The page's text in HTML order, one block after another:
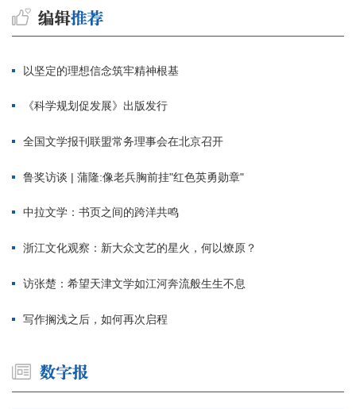
以坚定的理想信念筑牢精神根基
《科学规划促发展》出版发行
全国文学报刊联盟常务理事会在北京召开
鲁奖访谈 | 蒲隆:像老兵胸前挂"红色英勇勋章"
中拉文学：书页之间的跨洋共鸣
浙江文化观察：新大众文艺的星火，何以燎原？
访张楚：希望天津文学如江河奔流般生生不息
写作搁浅之后，如何再次启程